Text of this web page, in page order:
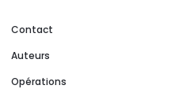
Contact
Auteurs
Opérations